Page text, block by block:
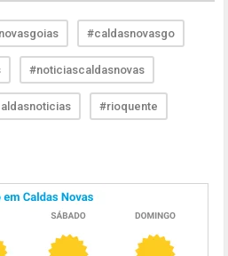
#caldasnovasgo
#noticiascaldasnovas
#rioquente